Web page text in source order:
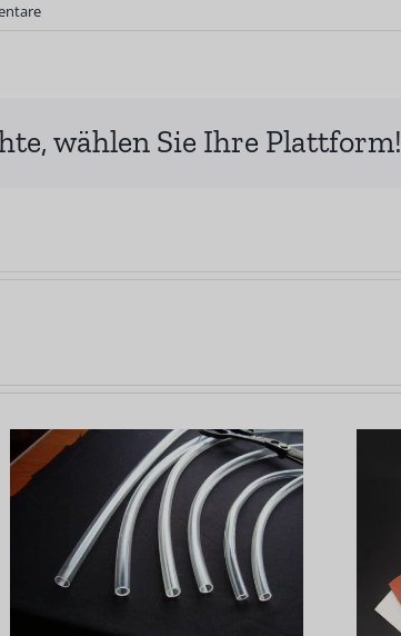
wählen Sie Ihre Plattform!
Wie lange ist die
Haltbarkeit von
Silikonprodukten?